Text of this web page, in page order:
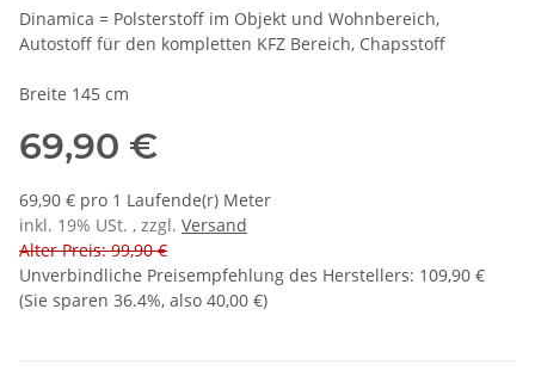
Dinamica = Polsterstoff im Objekt und Wohnbereich,
Autostoff für den kompletten KFZ Bereich, Chapsstoff
Breite 145 cm
69,90 €
69,90 € pro 1 Laufende(r) Meter
inkl. 19% USt. , zzgl. Versand
Alter Preis: 99,90 €
Unverbindliche Preisempfehlung des Herstellers: 109,90 €
(Sie sparen 36.4%, also 40,00 €)